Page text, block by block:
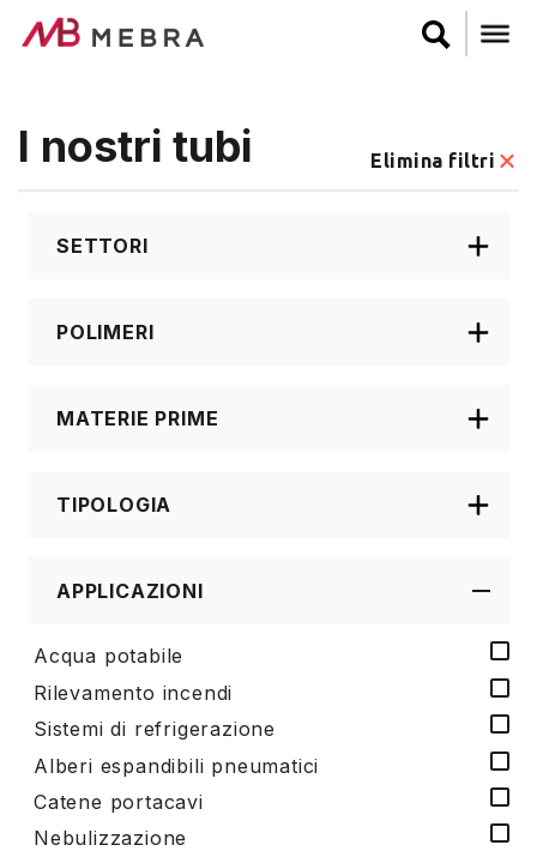
I nostri tubi Elimina filtri
SETTORI
POLIMERI
MATERIE PRIME
TIPOLOGIA
APPLICAZIONI
Acqua potabile
Rilevamento incendi
Sistemi di refrigerazione
Alberi espandibili pneumatici
Catene portacavi
Nebulizzazione